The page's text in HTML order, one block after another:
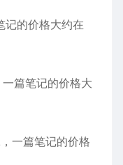
记的价格大约在
篇笔记的价格大
一篇笔记的价格